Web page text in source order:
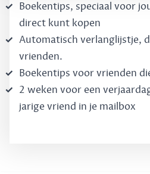
Boekentips, speciaal voor
direct kunt kopen
Automatisch verlanglijstje,
vrienden.
Boekentips voor vrienden
2 weken voor een
jarige vriend in je mailbox